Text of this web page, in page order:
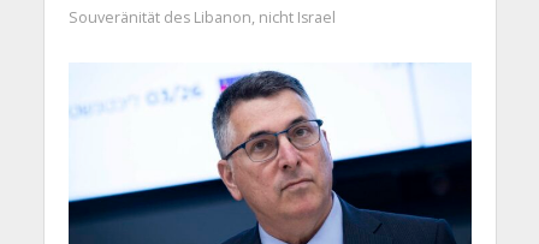
Souveränität des Libanon, nicht Israel